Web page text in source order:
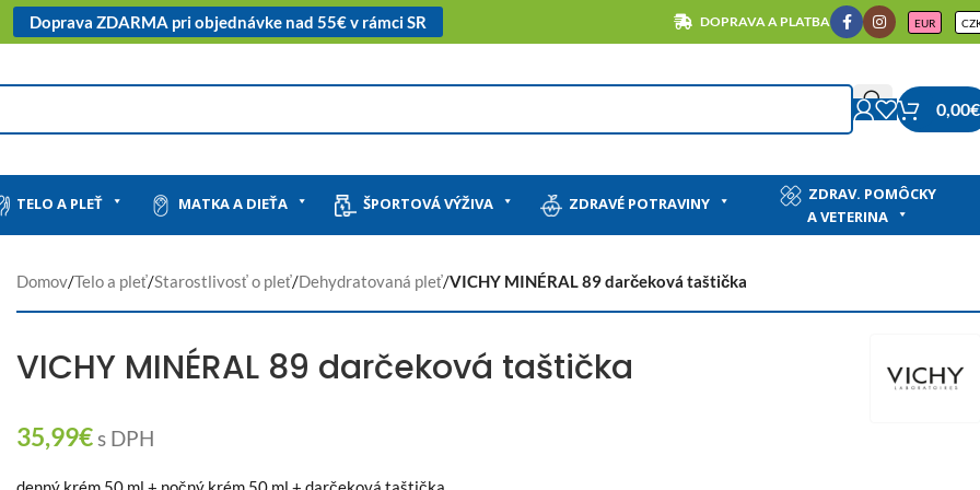
Doprava ZDARMA pri objednávke nad 55€ v rámci SR DOPRAVA A PLATBA EUR
0,00€
TELO A PLEŤ MATKA A DIEŤA ŠPORTOVÁ VÝŽIVA ZDRAVÉ POTRAVINY
ZDRAV. POMÔCKY
A VETERINA
Domov/Telo a pleť/Starostlivosť o pleť/Dehydratovaná pleť/VICHY MINÉRAL 89 darčeková taštička
VICHY MINÉRAL 89 darčeková taštička
35,99€s DPH